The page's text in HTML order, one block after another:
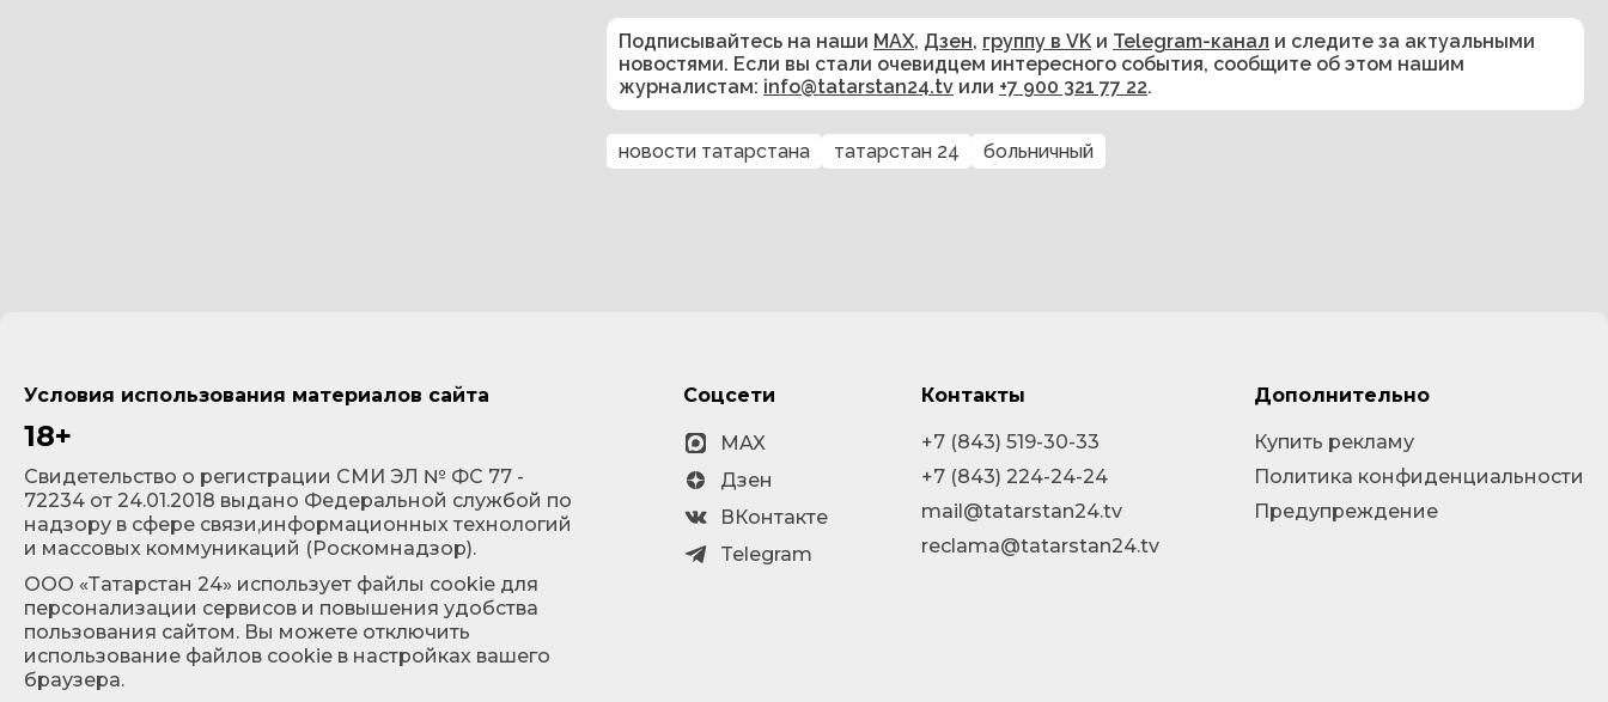
Подписывайтесь на наши MAX, Дзен, группу в VK и Telegram-канал и следите за актуальными
новостями. Если вы стали очевидцем интересного события, сообщите об этом нашим
журналистам: info@tatarstan24.tv или +7 900 321 77 22.
новости татарстана татарстан 24 больничный
Условия использования материалов сайта
18+
Cвидетельство о регистрации СМИ ЭЛ № ФС 77 -
72234 от 24.01.2018 выдано Федеральной службой по
надзору в сфере связи,информационных технологий
и массовых коммуникаций (Роскомнадзор).
ООО «Татарстан 24» использует файлы cookie для
персонализации сервисов и повышения удобства
пользования сайтом. Вы можете отключить
использование файлов cookie в настройках вашего
браузера.
Соцсети
MAX
Дзен
ВКонтакте
Telegram
Контакты
+7 (843) 519-30-33
+7 (843) 224-24-24
mail@tatarstan24.tv
reclama@tatarstan24.tv
Дополнительно
Купить рекламу
Политика конфиденциальности
Предупреждение